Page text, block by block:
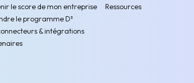
le score de mon entreprise
le programme D³
& intégrations
Ressources